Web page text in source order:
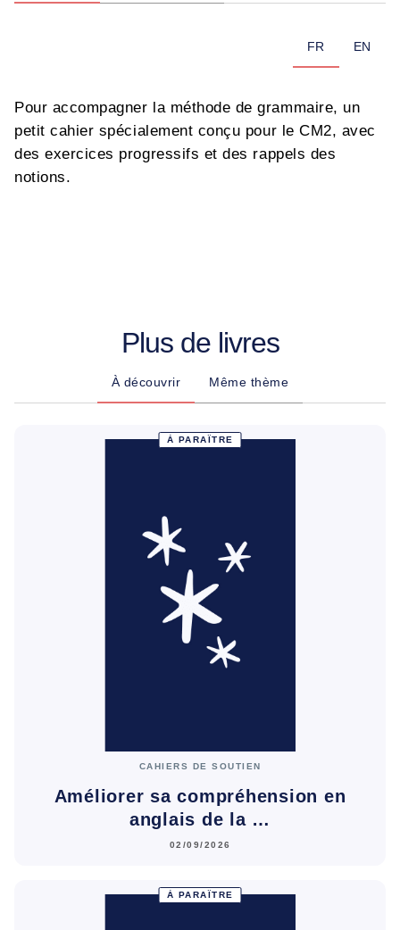
FR EN
Pour accompagner la méthode de grammaire, un
petit cahier spécialement conçu pour le CM2, avec
des exercices progressifs et des rappels des
notions.
Plus de livres
À découvrir Même thème
À PARAÎTRE
CAHIERS DE SOUTIEN
Améliorer sa compréhension en
anglais de la …
02/09/2026
À PARAÎTRE